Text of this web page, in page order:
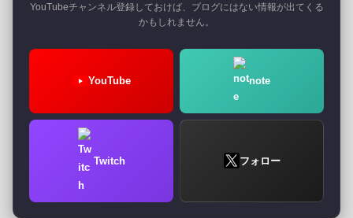
YouTubeチャンネル登録しておけば、ブログにはない情報が出てくる
かもしれません。
YouTube note
Twitch フォロー